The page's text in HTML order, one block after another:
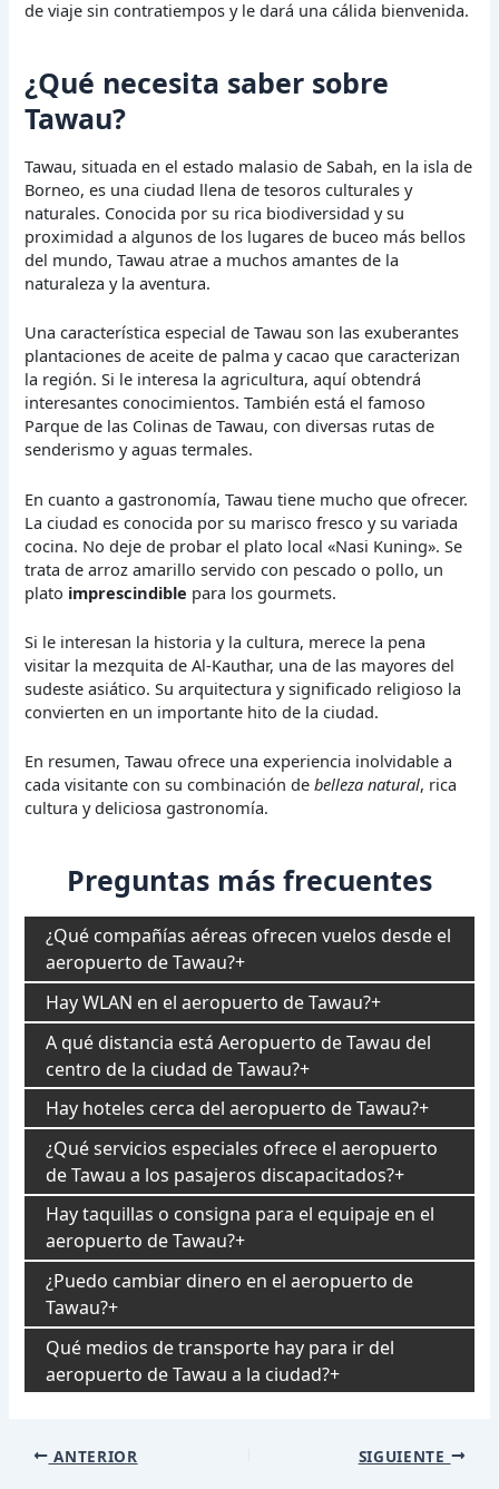
de viaje sin contratiempos y le dará una cálida bienvenida.
¿Qué necesita saber sobre
Tawau?
Tawau, situada en el estado malasio de Sabah, en la isla de
Borneo, es una ciudad llena de tesoros culturales y
naturales. Conocida por su rica biodiversidad y su
proximidad a algunos de los lugares de buceo más bellos
del mundo, Tawau atrae a muchos amantes de la
naturaleza y la aventura.
Una característica especial de Tawau son las exuberantes
plantaciones de aceite de palma y cacao que caracterizan
la región. Si le interesa la agricultura, aquí obtendrá
interesantes conocimientos. También está el famoso
Parque de las Colinas de Tawau, con diversas rutas de
senderismo y aguas termales.
En cuanto a gastronomía, Tawau tiene mucho que ofrecer.
La ciudad es conocida por su marisco fresco y su variada
cocina. No deje de probar el plato local «Nasi Kuning». Se
trata de arroz amarillo servido con pescado o pollo, un
plato imprescindible para los gourmets.
Si le interesan la historia y la cultura, merece la pena
visitar la mezquita de Al-Kauthar, una de las mayores del
sudeste asiático. Su arquitectura y significado religioso la
convierten en un importante hito de la ciudad.
En resumen, Tawau ofrece una experiencia inolvidable a
cada visitante con su combinación debelleza natural, rica
cultura y deliciosa gastronomía.
Preguntas más frecuentes
¿Qué compañías aéreas ofrecen vuelos desde el
aeropuerto de Tawau?
Hay WLAN en el aeropuerto de Tawau?
A qué distancia está Aeropuerto de Tawau del
centro de la ciudad de Tawau?
Hay hoteles cerca del aeropuerto de Tawau?
¿Qué servicios especiales ofrece el aeropuerto
de Tawau a los pasajeros discapacitados?
Hay taquillas o consigna para el equipaje en el
aeropuerto de Tawau?
¿Puedo cambiar dinero en el aeropuerto de
Tawau?
Qué medios de transporte hay para ir del
aeropuerto de Tawau a la ciudad?
Navegación
ANTERIOR SIGUIENTE